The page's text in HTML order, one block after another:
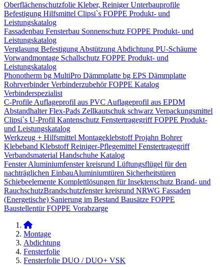
Oberflächenschutzfolie Kleber, Reiniger Unterbauprofile
Befestigung Hilfsmittel Clipsi`s FOPPE Produkt- und
Leistungskatalog
Fassadenbau Fensterbau Sonnenschutz FOPPE Produkt- und
Leistungskatalog
Verglasung Befestigung Abstützung Abdichtung PU-Schäume
Vorwandmontage Schallschutz FOPPE Produkt- und
Leistungskatalog
Phonotherm bg MultiPro Dämmplatte bg EPS Dämmplatte
Rohrverbinder Verbinderzubehör FOPPE Katalog
Verbinderspezialist
C-Profile Auflageprofil aus PVC Auflageprofil aus EPDM
Abstandhalter Flex-Pads Zellkautschuk schwarz Verpackungsmittel
Clipsi`s U-Profil Kantenschutz Fenstertragegriff FOPPE Produkt-
und Leistungskatalog
Werkzeug + Hilfsmittel Montageklebstoff Projahn Bohrer
Klebeband Klebstoff Reiniger-Pflegemittel Fenstertragegriff
Verbandsmaterial Handschuhe Katalog
Fenster Aluminiumfenster kreisrund Lüftungsflügel für den
nachträglichen Einbau​Aluminiumtüren Sicherheitstüren
Schiebeelemente Komplettlösungen für Insektenschutz Brand- und
Rauchschutz​Brandschutzfenster kreisrund NRWG Fassaden
(Energetische) Sanierung im Bestand Bausätze FOPPE
Baustellentür FOPPE Vorabzarge
Montage
Abdichtung
Fensterfolie
Fensterfolie DUO / DUO+ VSK